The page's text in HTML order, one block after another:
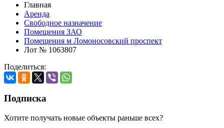
Главная
Аренда
Свободное назначение
Помещения ЗАО
Помещения м Ломоносовский проспект
Лот № 1063807
Поделиться:
Подписка
Хотите получать новые объекты раньше всех?